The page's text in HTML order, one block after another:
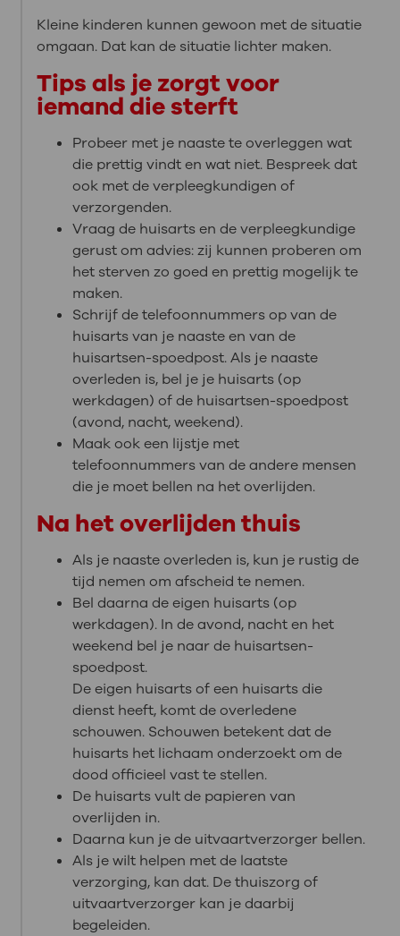
Kleine kinderen kunnen gewoon met de situatie
omgaan. Dat kan de situatie lichter maken.
Tips als je zorgt voor
iemand die sterft
Probeer met je naaste te overleggen wat
die prettig vindt en wat niet. Bespreek dat
ook met de verpleegkundigen of
verzorgenden.
Vraag de huisarts en de verpleegkundige
gerust om advies: zij kunnen proberen om
het sterven zo goed en prettig mogelijk te
maken.
Schrijf de telefoonnummers op van de
huisarts van je naaste en van de
huisartsen-spoedpost. Als je naaste
overleden is, bel je je huisarts (op
werkdagen) of de huisartsen-spoedpost
(avond, nacht, weekend).
Maak ook een lijstje met
telefoonnummers van de andere mensen
die je moet bellen na het overlijden.
Na het overlijden thuis
Als je naaste overleden is, kun je rustig de
tijd nemen om afscheid te nemen.
Bel daarna de eigen huisarts (op
werkdagen). In de avond, nacht en het
weekend bel je naar de huisartsen-
spoedpost.
De eigen huisarts of een huisarts die
dienst heeft, komt de overledene
schouwen. Schouwen betekent dat de
huisarts het lichaam onderzoekt om de
dood officieel vast te stellen.
De huisarts vult de papieren van
overlijden in.
Daarna kun je de uitvaartverzorger bellen.
Als je wilt helpen met de laatste
verzorging, kan dat. De thuiszorg of
uitvaartverzorger kan je daarbij
begeleiden.